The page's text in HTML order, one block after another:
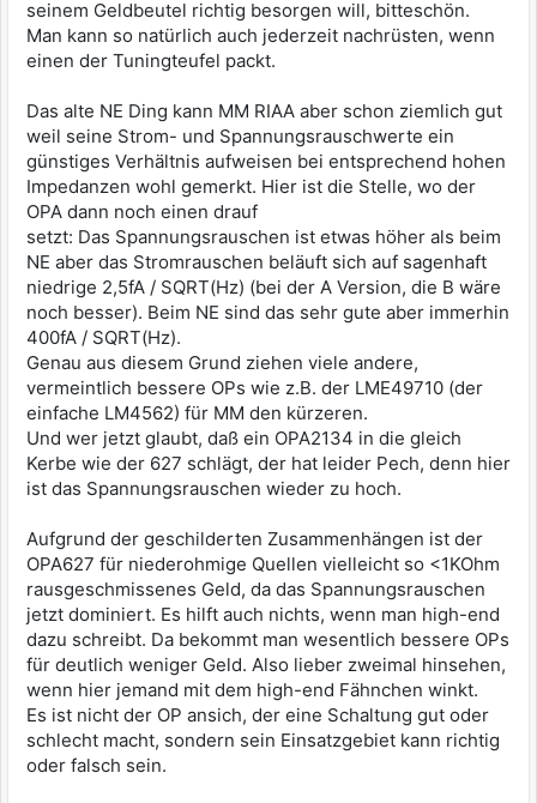
seinem Geldbeutel richtig besorgen will, bitteschön.
Man kann so natürlich auch jederzeit nachrüsten, wenn
einen der Tuningteufel packt.
Das alte NE Ding kann MM RIAA aber schon ziemlich gut
weil seine Strom- und Spannungsrauschwerte ein
günstiges Verhältnis aufweisen bei entsprechend hohen
Impedanzen wohl gemerkt. Hier ist die Stelle, wo der
OPA dann noch einen drauf
setzt: Das Spannungsrauschen ist etwas höher als beim
NE aber das Stromrauschen beläuft sich auf sagenhaft
niedrige 2,5fA / SQRT(Hz) (bei der A Version, die B wäre
noch besser). Beim NE sind das sehr gute aber immerhin
400fA / SQRT(Hz).
Genau aus diesem Grund ziehen viele andere,
vermeintlich bessere OPs wie z.B. der LME49710 (der
einfache LM4562) für MM den kürzeren.
Und wer jetzt glaubt, daß ein OPA2134 in die gleich
Kerbe wie der 627 schlägt, der hat leider Pech, denn hier
ist das Spannungsrauschen wieder zu hoch.
Aufgrund der geschilderten Zusammenhängen ist der
OPA627 für niederohmige Quellen vielleicht so <1KOhm
rausgeschmissenes Geld, da das Spannungsrauschen
jetzt dominiert. Es hilft auch nichts, wenn man high-end
dazu schreibt. Da bekommt man wesentlich bessere OPs
für deutlich weniger Geld. Also lieber zweimal hinsehen,
wenn hier jemand mit dem high-end Fähnchen winkt.
Es ist nicht der OP ansich, der eine Schaltung gut oder
schlecht macht, sondern sein Einsatzgebiet kann richtig
oder falsch sein.